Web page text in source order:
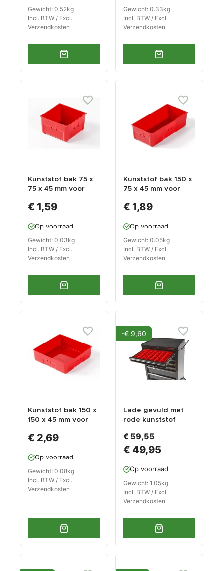
Gewicht: 0.52kg
Incl. BTW / Excl.
Verzendkosten
Gewicht: 0.33kg
Incl. BTW / Excl.
Verzendkosten
Kunststof bak 75 x
75 x 45 mm voor
n
€ 1,59
Op voorraad
Gewicht: 0.03kg
Incl. BTW / Excl.
Verzendkosten
Kunststof bak 150 x
75 x 45 mm voor
n
€ 1,89
Op voorraad
Gewicht: 0.05kg
Incl. BTW / Excl.
Verzendkosten
Kunststof bak 150 x
150 x 45 mm voor
n
€ 2,69
Op voorraad
Gewicht: 0.08kg
Incl. BTW / Excl.
Verzendkosten
-€ 9,60
Lade gevuld met
rode kunststof
€ 59,55
€ 49,95
Op voorraad
Gewicht: 1.05kg
Incl. BTW / Excl.
Verzendkosten